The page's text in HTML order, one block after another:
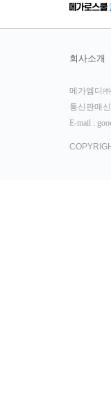
회사소개
메가엠디
통신판매
E-mail :